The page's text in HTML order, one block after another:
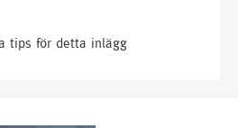
tips för detta inlägg